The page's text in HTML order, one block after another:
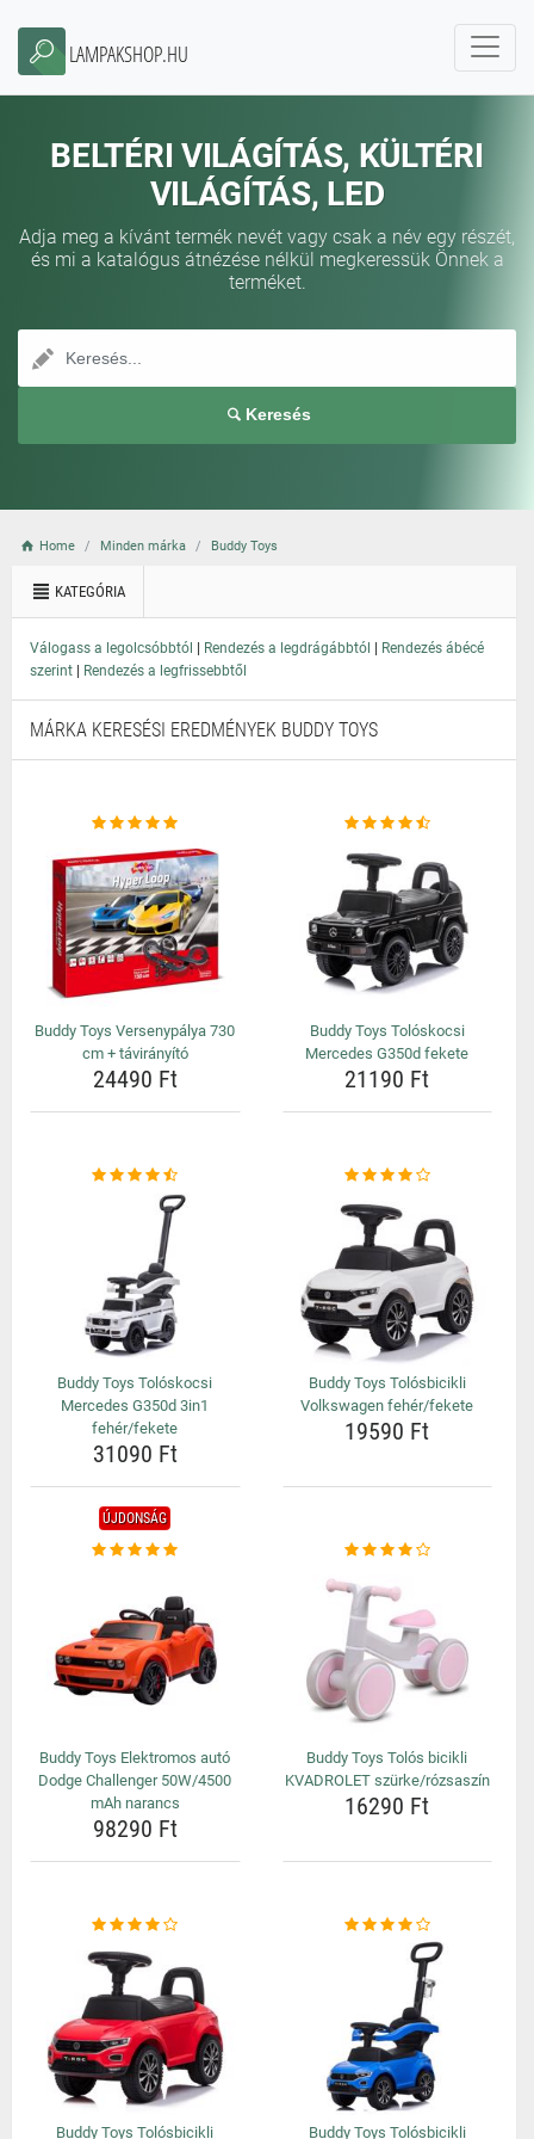
LAMPAKSHOP.HU
BELTÉRI VILÁGÍTÁS, KÜLTÉRI
VILÁGÍTÁS, LED
Adja meg a kívánt termék nevét vagy csak a név egy részét,
és mi a katalógus átnézése nélkül megkeressük Önnek a
terméket.
Keresés
Home Minden márka Buddy Toys
KATEGÓRIA
Válogass a legolcsóbbtól | Rendezés a legdrágábbtól | Rendezés ábécé
szerint | Rendezés a legfrissebbtől
MÁRKA KERESÉSI EREDMÉNYEK BUDDY TOYS
Buddy Toys Versenypálya 730
cm + távirányító
24490 Ft
Buddy Toys Tolóskocsi
Mercedes G350d fekete
21190 Ft
Buddy Toys Tolóskocsi
Mercedes G350d 3in1
fehér/fekete
31090 Ft
Buddy Toys Tolósbicikli
Volkswagen fehér/fekete
19590 Ft
ÚJDONSÁG
Buddy Toys Elektromos autó
Dodge Challenger 50W/4500
mAh narancs
98290 Ft
Buddy Toys Tolós bicikli
KVADROLET szürke/rózsaszín
16290 Ft
Buddy Toys Tolósbicikli Buddy Toys Tolósbicikli